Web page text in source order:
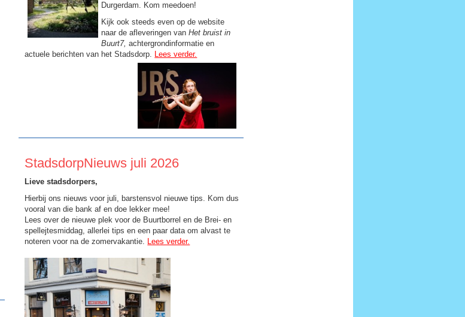
Durgerdam. Kom meedoen!
Kijk ook steeds even op de website
naar de afleveringen vanHet bruist in
Buurt7, achtergrondinformatie en
actuele berichten van het Stadsdorp. Lees verder.
StadsdorpNieuws juli 2026
Lieve stadsdorpers,
Hierbij ons nieuws voor juli, barstensvol nieuwe tips. Kom dus
vooral van die bank af en doe lekker mee!
Lees over de nieuwe plek voor de Buurtborrel en de Brei- en
spellejtesmiddag, allerlei tips en een paar data om alvast te
noteren voor na de zomervakantie. Lees verder.